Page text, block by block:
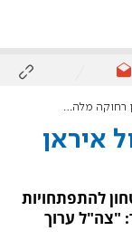
מלהסתיים
איראן
להתפתחויות
"צה"ל ערוך